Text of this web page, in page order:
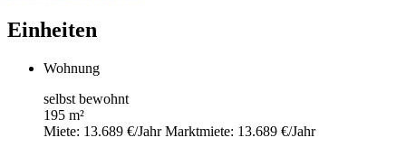
Einheiten
Wohnung
selbst bewohnt
195 m²
Miete: 13.689 €/JahrMarktmiete: 13.689 €/Jahr